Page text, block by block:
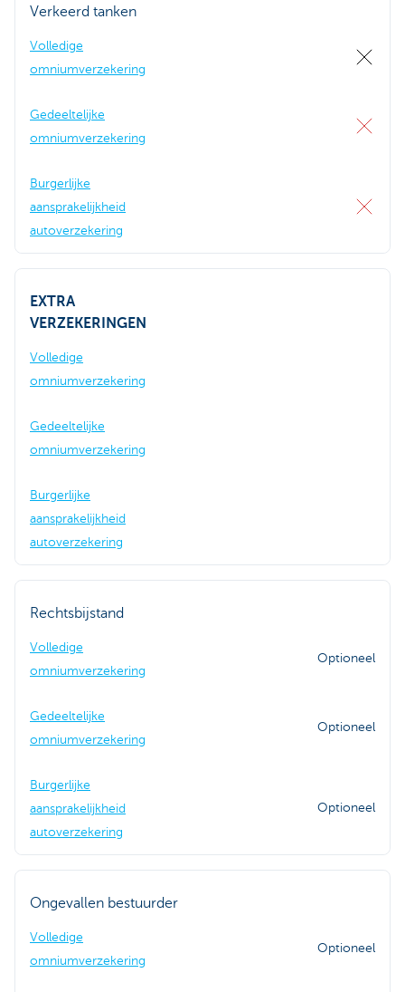
Verkeerd tanken
Volledige
omniumverzekering
Gedeeltelijke
omniumverzekering
Burgerlijke
aansprakelijkheid
autoverzekering
EXTRA
VERZEKERINGEN
Volledige
omniumverzekering
Gedeeltelijke
omniumverzekering
Burgerlijke
aansprakelijkheid
autoverzekering
Rechtsbijstand
Volledige
omniumverzekering
Optioneel
Gedeeltelijke
omniumverzekering
Optioneel
Burgerlijke
aansprakelijkheid
autoverzekering
Optioneel
Ongevallen bestuurder
Volledige
omniumverzekering
Optioneel